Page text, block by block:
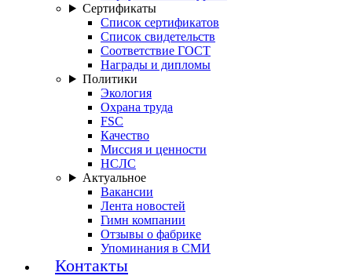
Сертификаты
Список сертификатов
Список свидетельств
Соответствие ГОСТ
Награды и дипломы
Политики
Экология
Охрана труда
FSC
Качество
Миссия и ценности
НСЛС
Актуальное
Вакансии
Лента новостей
Гимн компании
Отзывы о фабрике
Упоминания в СМИ
Контакты